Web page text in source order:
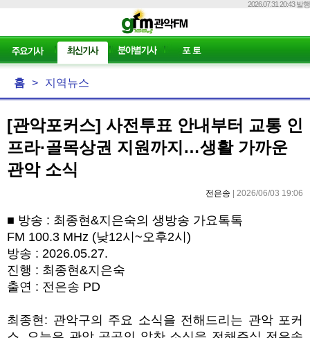
2026.07.31 20:43 발행
홈 > 지역뉴스
[관악포커스] 사전투표 안내부터 교통 인
프라·골목상권 지원까지…생활 가까운
관악 소식
전은송 | 2026/06/03 19:06
■ 방송 : 최종현&지은숙의 생방송 가요톡톡
FM 100.3 MHz (낮12시 ~오후2시 )
방송 : 2026.05.27.
진행 : 최종현&지은숙
출연 : 전은송 PD
최종현: 관악구의 주요 소식을 전해드리는 관악 포커